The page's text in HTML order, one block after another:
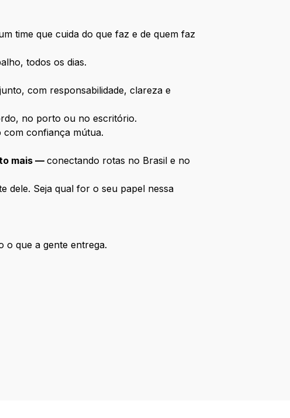
time que cuida do que faz e de quem faz
todos os dias.
com responsabilidade, clareza e
no porto ou no escritório.
confiança mútua.
mais —conectando rotas no Brasil e no
dele. Seja qual for o seu papel nessa
o que a gente entrega.